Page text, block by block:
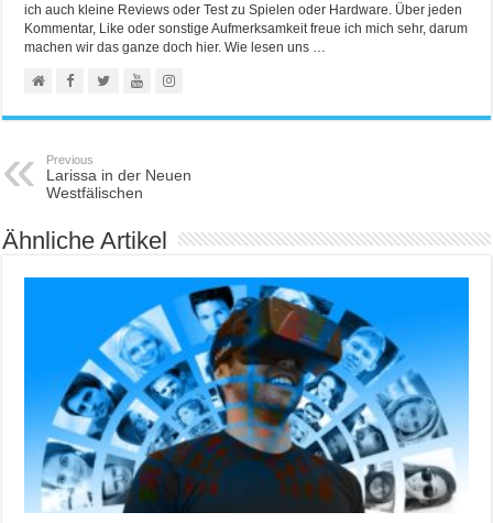
ich auch kleine Reviews oder Test zu Spielen oder Hardware. Über jeden
Kommentar, Like oder sonstige Aufmerksamkeit freue ich mich sehr, darum
machen wir das ganze doch hier. Wie lesen uns …
Previous
Larissa in der Neuen
Westfälischen
Ähnliche Artikel